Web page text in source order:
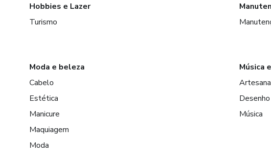
Hobbies e Lazer
Turismo
Moda e beleza
Cabelo
Estética
Manicure
Maquiagem
Moda
Música
Desenho
Música